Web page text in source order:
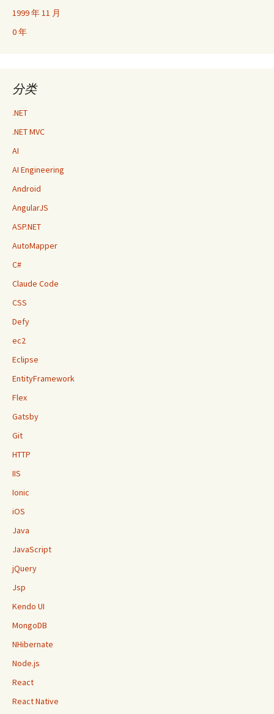
1999 年 11 月
0 年
分类
.NET
.NET MVC
AI
AI Engineering
Android
AngularJS
ASP.NET
AutoMapper
C#
Claude Code
CSS
Defy
ec2
Eclipse
EntityFramework
Flex
Gatsby
Git
HTTP
IIS
Ionic
iOS
Java
JavaScript
jQuery
Jsp
Kendo UI
MongoDB
NHibernate
Node.js
React
React Native